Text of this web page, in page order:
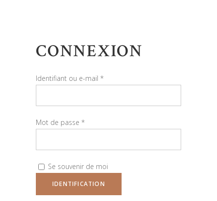
CONNEXION
Identifiant ou e-mail *
Mot de passe *
Se souvenir de moi
IDENTIFICATION